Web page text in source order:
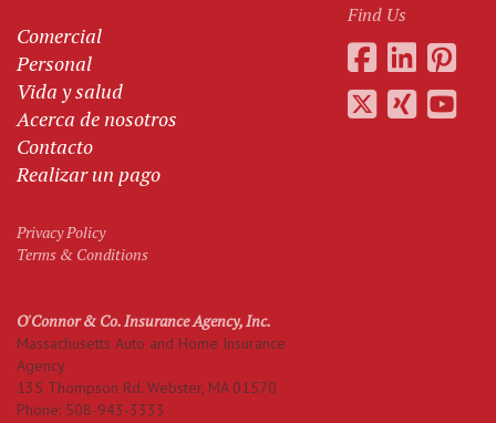
Comercial
Personal
Vida y salud
Acerca de nosotros
Contacto
Realizar un pago
Privacy Policy
Terms & Conditions
O'Connor & Co. Insurance Agency, Inc.
Massachusetts Auto and Home Insurance
Agency
135 Thompson Rd. Webster, MA 01570
Phone: 508-943-3333
Find Us